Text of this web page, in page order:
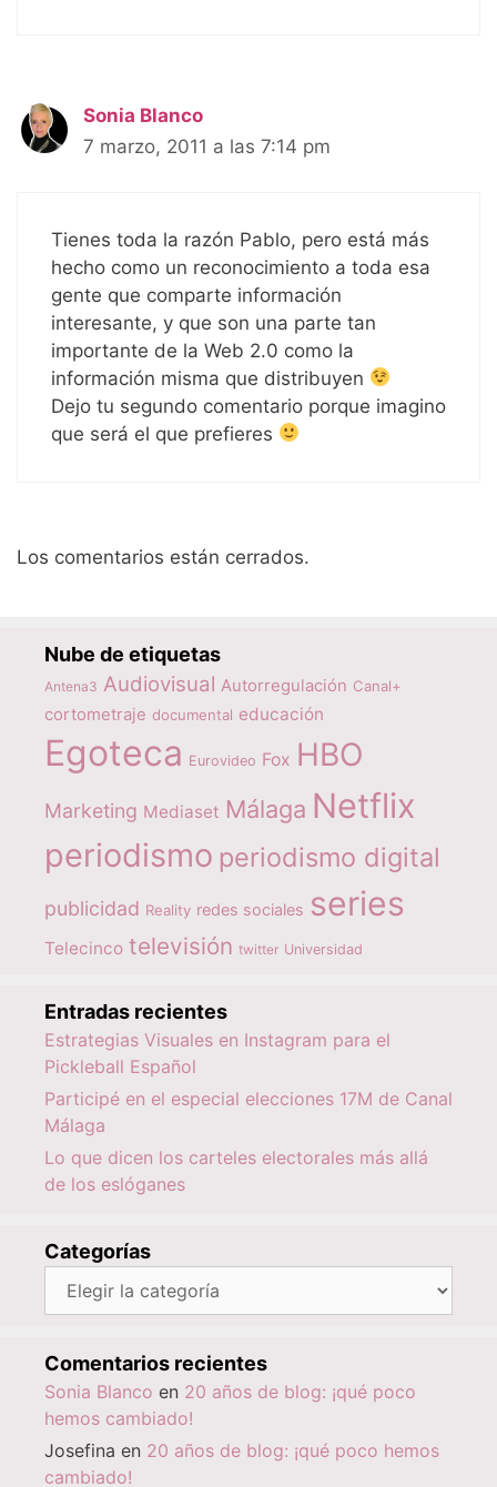
Sonia Blanco
7 marzo, 2011 a las 7:14 pm
Tienes toda la razón Pablo, pero está más
hecho como un reconocimiento a toda esa
gente que comparte información
interesante, y que son una parte tan
importante de la Web 2.0 como la
información misma que distribuyen
Dejo tu segundo comentario porque imagino
que será el que prefieres
Los comentarios están cerrados.
Nube de etiquetas
Antena3 Audiovisual Autorregulación Canal+
cortometraje documental educación
Egoteca Eurovideo Fox HBO
Marketing Mediaset Málaga Netflix
periodismo periodismo digital
publicidad Reality redes sociales series
Telecinco televisión twitter Universidad
Entradas recientes
Estrategias Visuales en Instagram para el
Pickleball Español
Participé en el especial elecciones 17M de Canal
Málaga
Lo que dicen los carteles electorales más allá
de los eslóganes
Categorías
Comentarios recientes
Sonia Blanco en 20 años de blog: ¡qué poco
hemos cambiado!
Josefina en 20 años de blog: ¡qué poco hemos
cambiado!